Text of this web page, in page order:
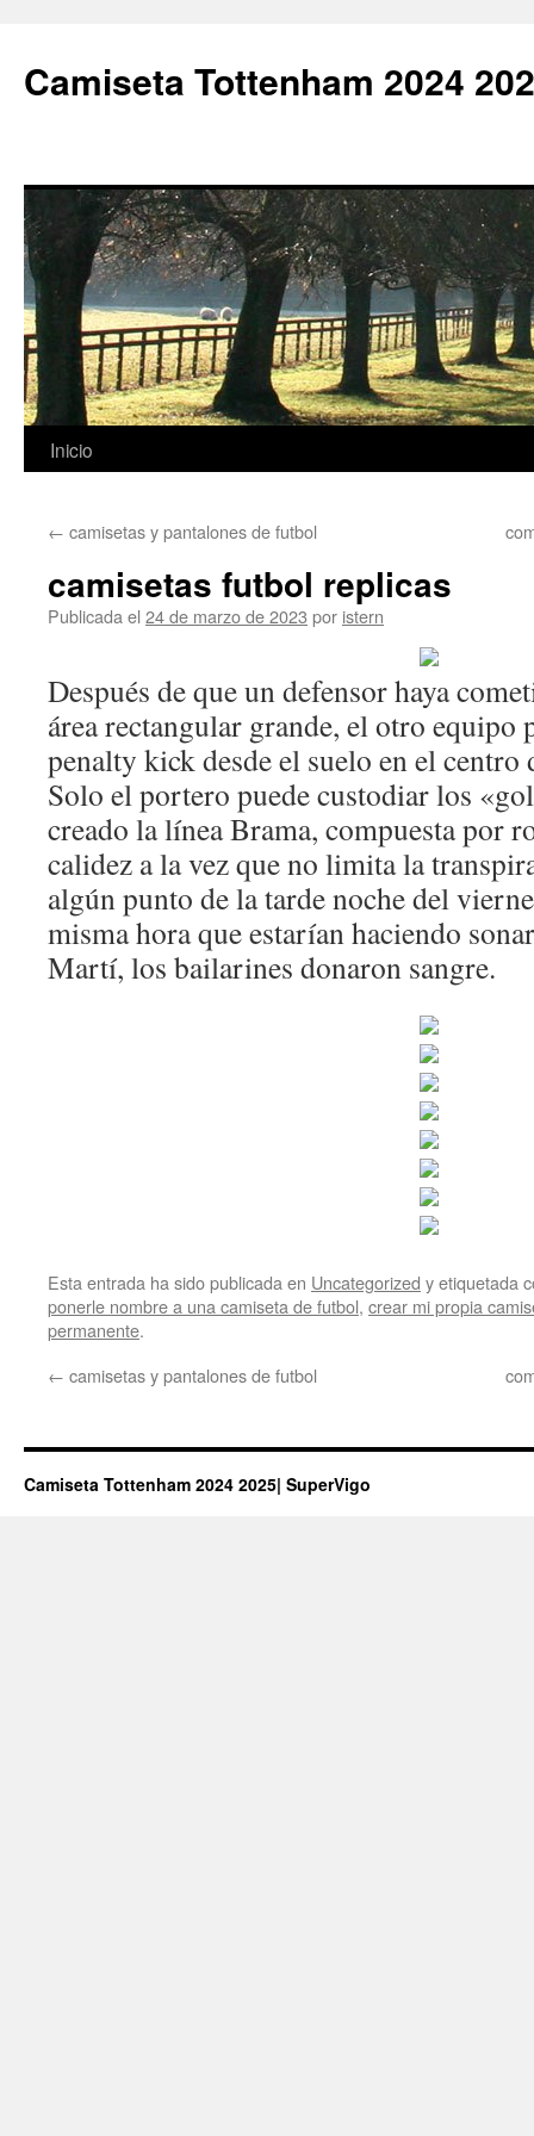
Camiseta Tottenham 2024
Saltar
contenido
Inicio
← camisetas y pantalones de futbol
camisetas futbol replicas
Publicada el 24 de marzo de 2023 por istern
Después de que un defensor haya
área rectangular grande, el otro equipo
penalty kick desde el suelo en el centro
Solo el portero puede custodiar los
creado la línea Brama, compuesta por
calidez a la vez que no limita la
algún punto de la tarde noche del
misma hora que estarían haciendo
Martí, los bailarines donaron sangre.
Esta entrada ha sido publicada en Uncategorized y etiquetada
ponerle nombre a una camiseta de futbol, crear mi propia
permanente.
← camisetas y pantalones de futbol
Camiseta Tottenham 2024 2025| SuperVigo